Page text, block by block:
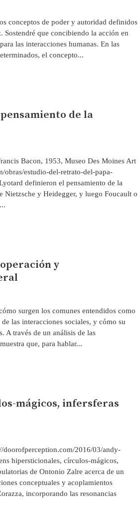
conceptos de poder y autoridad definidos
que concibiendo la acción en
las interacciones humanas. En las
el concepto...
de la
Bacon, 1953, Museo Des Moines Art
obras/estudio-del-retrato-del-papa-
definieron el pensamiento de la
Nietzsche y Heidegger, y luego Foucault o
y
surgen los comunes entendidos como
las interacciones sociales, y cómo su
A través de un análisis de las
que, para hablar...
mágicos, infersferas
doorofperception.com/2016/03/andy-
hipersticionales, círculos-mágicos,
de Ontonio Zalre acerca de un
conceptuales y acoplamientos
incorporando las resonancias